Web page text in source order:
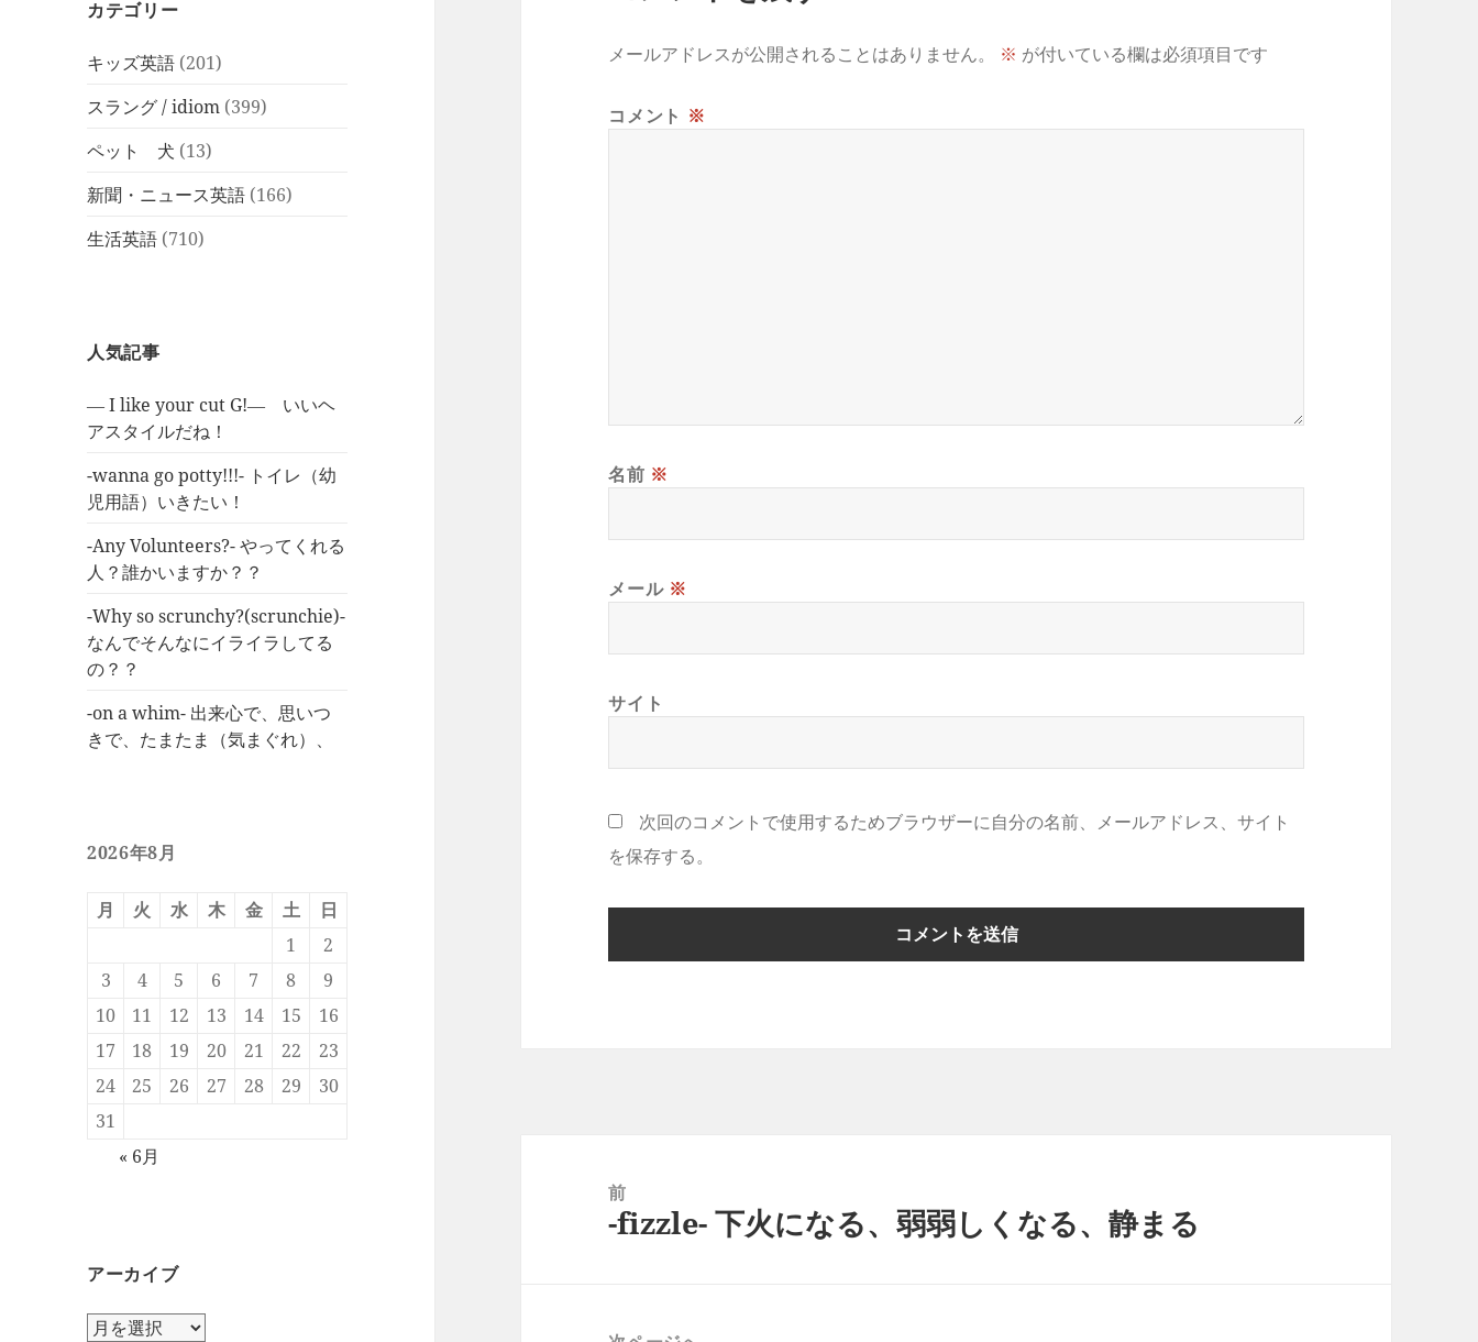
カテゴリー
キッズ英語 (201)
スラング / idiom (399)
ペット 犬 (13)
新聞・ニュース英語 (166)
生活英語 (710)
人気記事
― I like your cut G!― いいヘ
アスタイルだね！
-wanna go potty!!!- トイレ（幼
児用語）いきたい！
-Any Volunteers?- やってくれる
人？誰かいますか？？
-Why so scrunchy?(scrunchie)-
なんでそんなにイライラしてる
の？？
-on a whim- 出来心で、思いつ
きで、たまたま（気まぐれ）、
2026年8月
月 火 水 木 金 土
日
1
2
3
4 5 6 7 8
9
10
11 12 13 14 15
16
17
18 19 20 21 22
23
24
25 26 27 28 29
30
31
« 6月
アーカイブ
ア
メールアドレスが公開されることはありません。 ※ が付いている欄は必須項目です
コメント ※
名前 ※
メール ※
サイト
次回のコメントで使用するためブラウザーに自分の名前、メールアドレス、サイト
を保存する。
前
前
-fizzle- 下火になる、弱弱しくなる、静まる